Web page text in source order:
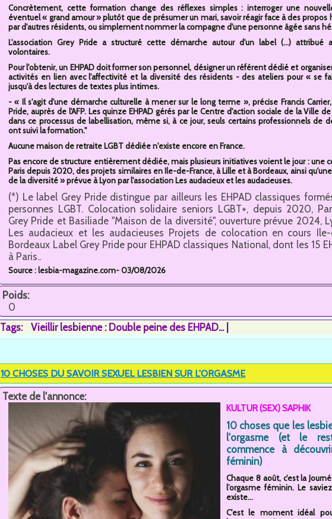
Concrètement, cette formation change des réflexes simples : interroger une
éventuel « grand amour » plutôt que de présumer un mari, savoir réagir face à des
par d'autres résidents, ou simplement nommer la compagne d'une personne âgée sans
L'association Grey Pride a structuré cette démarche autour d'un label (...) attribué
volontaires.
Pour l'obtenir, un EHPAD doit former son personnel, désigner un référent dédié et
activités en lien avec l'affectivité et la diversité des résidents - des ateliers pour « se
jusqu'à des lectures de textes plus intimes.
- « Il s'agit d'une démarche culturelle à mener sur le long terme », précise Francis
Pride, auprès de l'AFP. Les quinze EHPAD gérés par le Centre d'action sociale de la Ville
dans ce processus de labellisation, même si, à ce jour, seuls certains professionnels de
ont suivi la formation."
Aucune maison de retraite LGBT dédiée n'existe encore en France.
Pas encore de structure entièrement dédiée, mais plusieurs initiatives voient le jour : une
Paris depuis 2020, des projets similaires en Ile-de-France, à Lille et à Bordeaux, ainsi
de la diversité » prévue à Lyon par l'association Les audacieux et les audacieuses.
(*) Le label Grey Pride distingue par ailleurs les EHPAD classiques
personnes LGBT. Colocation solidaire seniors LGBT+, depuis 2020,
Grey Pride et Basiliade "Maison de la diversité", ouverture prévue 2024,
Les audacieux et les audacieuses Projets de colocation en cours Ile-
Bordeaux Label Grey Pride pour EHPAD classiques National, dont les 15
à Paris..
Source : lesbia-magazine.com- 03/08/2026
Poids:
0
Tags:
Vieillir lesbienne : Double peine des EHPAD...
10 CHOSES DU SAVOIR SEXUEL LESBIEN SUR L'ORGASME
Texte de l'annonce:
KULTUR (SEX) SAPHIK
10 choses que les
l'orgasme (et le
commence à
féminin)
Chaque 8 août, c’est la
l’orgasme féminin. Le
existe...
C'est le moment idéal